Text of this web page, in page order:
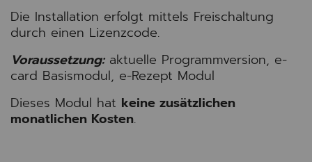
Die Installation erfolgt mittels Freischaltung
durch einen Lizenzcode.
Voraussetzung:aktuelle Programmversion, e-
card Basismodul, e-Rezept Modul
Dieses Modul hat keine zusätzlichen
monatlichen Kosten.